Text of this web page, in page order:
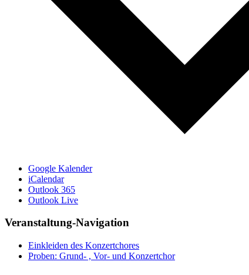
Google Kalender
iCalendar
Outlook 365
Outlook Live
Veranstaltung-Navigation
Einkleiden des Konzertchores
Proben: Grund- , Vor- und Konzertchor